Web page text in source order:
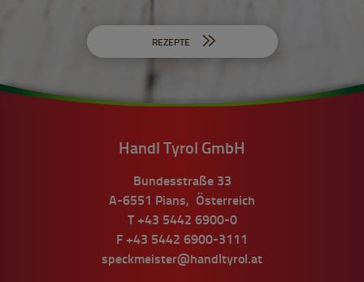
REZEPTE
Handl Tyrol GmbH
Bundesstraße 33
A-6551
Pians, Österreich
T +43 5442 6900-0
F +43 5442 6900-3111
speckmeister@handltyrol.at